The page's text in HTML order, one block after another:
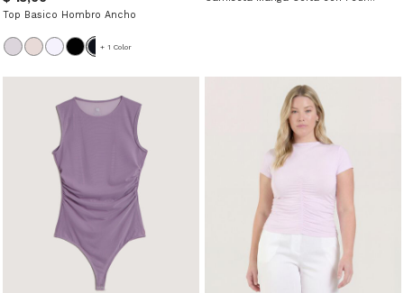
Top Basico Hombro Ancho
+ 1 Color